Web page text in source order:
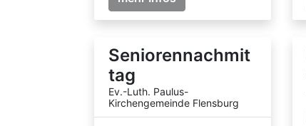
Seniorennachmit
tag
Ev.-Luth. Paulus-
Kirchengemeinde Flensburg